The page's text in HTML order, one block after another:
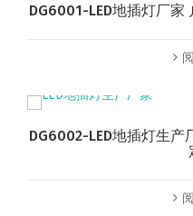
DG6001-LED地插灯厂家
DG6002-LED地插灯生